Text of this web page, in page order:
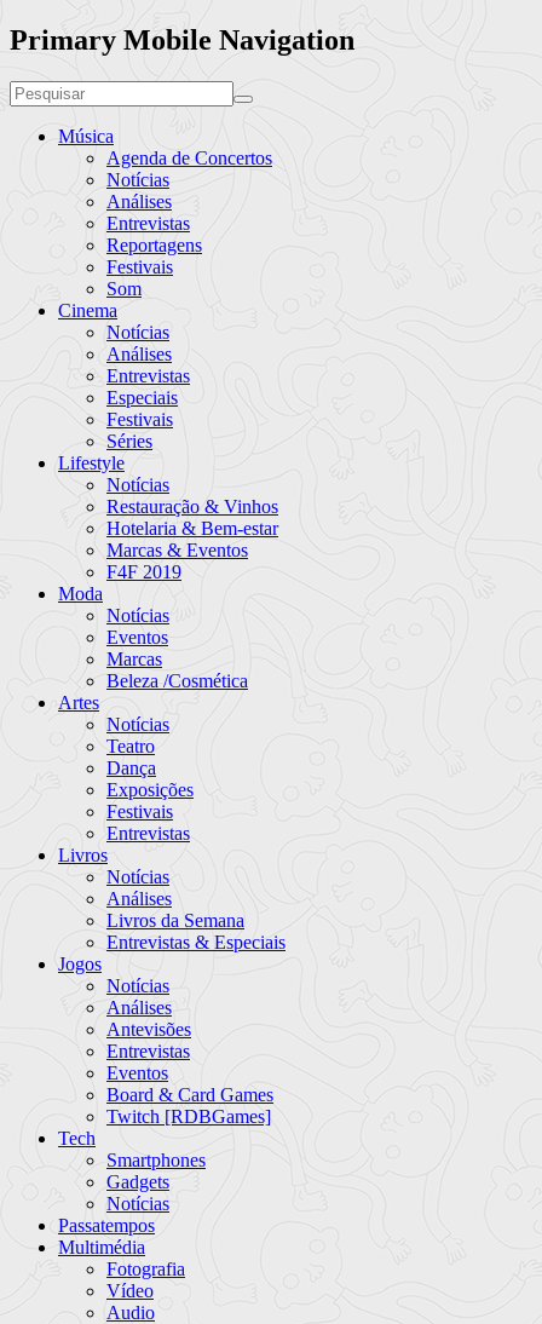
Primary Mobile Navigation
Música
Agenda de Concertos
Notícias
Análises
Entrevistas
Reportagens
Festivais
Som
Cinema
Notícias
Análises
Entrevistas
Especiais
Festivais
Séries
Lifestyle
Notícias
Restauração & Vinhos
Hotelaria & Bem-estar
Marcas & Eventos
F4F 2019
Moda
Notícias
Eventos
Marcas
Beleza /Cosmética
Artes
Notícias
Teatro
Dança
Exposições
Festivais
Entrevistas
Livros
Notícias
Análises
Livros da Semana
Entrevistas & Especiais
Jogos
Notícias
Análises
Antevisões
Entrevistas
Eventos
Board & Card Games
Twitch [RDBGames]
Tech
Smartphones
Gadgets
Notícias
Passatempos
Multimédia
Fotografia
Vídeo
Audio